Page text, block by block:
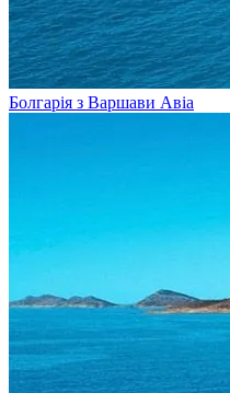
Болгарія з Варшави Авіа